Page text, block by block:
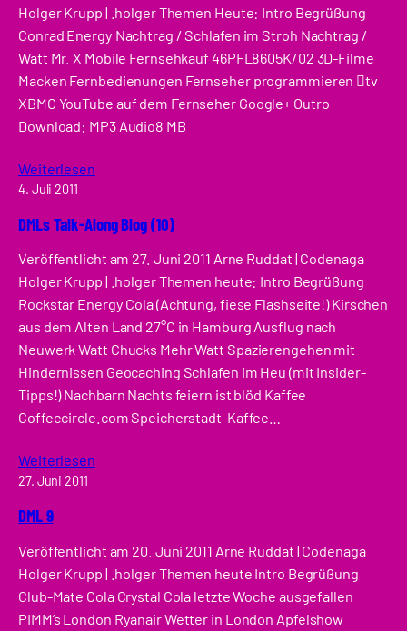
Holger Krupp | .holger Themen Heute: Intro Begrüßung
Conrad Energy Nachtrag / Schlafen im Stroh Nachtrag /
Watt Mr. X Mobile Fernsehkauf 46PFL8605K/02 3D-Filme
Macken Fernbedienungen Fernseher programmieren tv
XBMC YouTube auf dem Fernseher Google+ Outro
Download: MP3 Audio8 MB
Weiterlesen
4. Juli 2011
DMLs Talk-Along Blog (10)
Veröffentlicht am 27. Juni 2011 Arne Ruddat | Codenaga
Holger Krupp | .holger Themen heute: Intro Begrüßung
Rockstar Energy Cola (Achtung, fiese Flashseite!) Kirschen
aus dem Alten Land 27°C in Hamburg Ausflug nach
Neuwerk Watt Chucks Mehr Watt Spazierengehen mit
Hindernissen Geocaching Schlafen im Heu (mit Insider-
Tipps!) Nachbarn Nachts feiern ist blöd Kaffee
Coffeecircle.com Speicherstadt-Kaffee…
Weiterlesen
27. Juni 2011
DML 9
Veröffentlicht am 20. Juni 2011 Arne Ruddat | Codenaga
Holger Krupp | .holger Themen heute Intro Begrüßung
Club-Mate Cola Crystal Cola letzte Woche ausgefallen
PIMM’s London Ryanair Wetter in London Apfelshow